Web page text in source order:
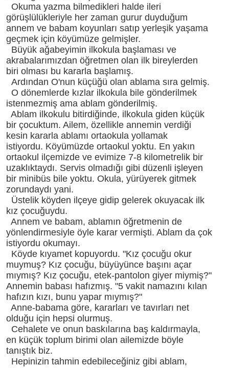
Okuma yazma bilmedikleri halde ileri
görüşlülükleriyle her zaman gurur duyduğum
annem ve babam koyunları satıp yerleşik yaşama
geçmek için köyümüze gelmişler.
Büyük ağabeyimin ilkokula başlaması ve
akrabalarımızdan öğretmen olan ilk bireylerden
biri olması bu kararla başlamış.
Ardından O'nun küçüğü olan ablama sıra gelmiş.
O dönemlerde kızlar ilkokula bile gönderilmek
istenmezmiş ama ablam gönderilmiş.
Ablam ilkokulu bitirdiğinde, ilkokula giden küçük
bir çocuktum. Ailem, özellikle annemin verdiği
kesin kararla ablamı ortaokula yollamak
istiyordu. Köyümüzde ortaokul yoktu. En yakın
ortaokul ilçemizde ve evimize 7-8 kilometrelik bir
uzaklıktaydı. Servis olmadığı gibi düzenli işleyen
bir minibüs bile yoktu. Okula, yürüyerek gitmek
zorundaydı yani.
Üstelik köyden ilçeye gidip gelerek okuyacak ilk
kız çocuğuydu.
Annem ve babam, ablamın öğretmenin de
yönlendirmesiyle öyle karar vermişti. Ablam da çok
istiyordu okumayı.
Köyde kıyamet kopuyordu. "Kız çocuğu okur
muymuş? Kız çocuğu, büyüyünce başını açar
mıymış? Kız çocuğu, etek-pantolon giyer miymiş?"
Annemin babası hafızmış. "5 vakit namazını kılan
hafızın kızı, bunu yapar mıymış?"
Anne-babama göre, kararları ve tavırları net
olduğu için hepsi olurmuş.
Cehalete ve onun baskılarına baş kaldırmayla,
en küçük toplum birimi olan ailemizde böyle
tanıştık biz.
Hepinizin tahmin edebileceğiniz gibi ablam,